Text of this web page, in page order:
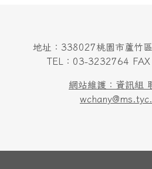
地址：338027桃園市蘆竹
TEL：03-3232764
網站維護：資訊組